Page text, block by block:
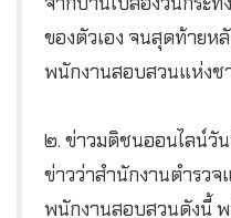
ของตัวเอง จนสุดท้ายห
พนักงานสอบสวนแห่งช
๒. ข่าวมติชนออนไลน์วั
ข่าวว่าสำนักงานตำรว
พนักงานสอบสวนดังนี้